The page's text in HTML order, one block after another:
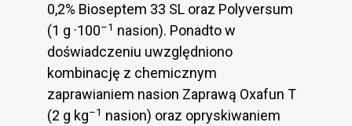
0,2% Bioseptem 33 SL oraz Polyversum
(1 g ·100–1 nasion). Ponadto w
doświadczeniu uwzględniono
kombinację z chemicznym
zaprawianiem nasion Zaprawą Oxafun T
(2 g kg–1 nasion) oraz opryskiwaniem